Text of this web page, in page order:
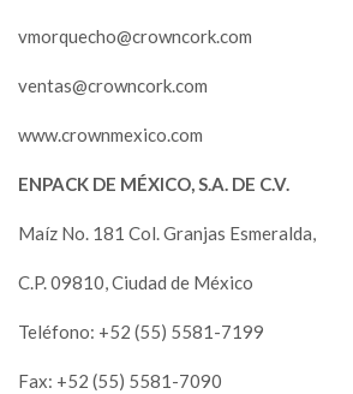
vmorquecho@crowncork.com
ventas@crowncork.com
www.crownmexico.com
ENPACK DE MÉXICO, S.A. DE C.V.
Maíz No. 181 Col. Granjas Esmeralda,
C.P. 09810, Ciudad de México
Teléfono: +52 (55) 5581-7199
Fax: +52 (55) 5581-7090